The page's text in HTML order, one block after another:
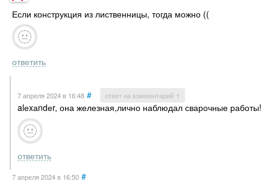
Если конструкция из лиственницы, тогда можно ((
ответить
7 апреля 2024в 16:48 # ответ на комментарий ↑
alеxаndеr, она железная,лично наблюдал сварочные работы!
ответить
7 апреля 2024в 16:50 #